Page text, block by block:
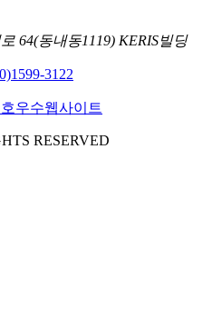
64(동내동1119) KERIS빌딩
1599-3122
RESERVED